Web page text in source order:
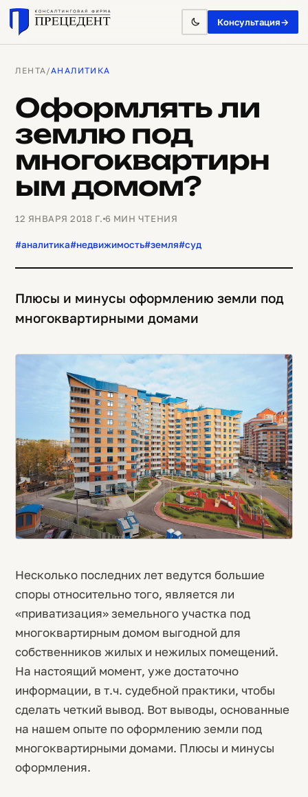
Консультация→
ЛЕНТА/АНАЛИТИКА
Оформлять ли
землю под
многоквартирн
ым домом?
12 ЯНВАРЯ 2018 Г. 6 МИН ЧТЕНИЯ
#аналитика#недвижимость#земля#суд
Плюсы и минусы оформлению земли под
многоквартирными домами
Несколько последних лет ведутся большие
споры относительно того, является ли
«приватизация» земельного участка под
многоквартирным домом выгодной для
собственников жилых и нежилых помещений.
На настоящий момент, уже достаточно
информации, в т.ч. судебной практики, чтобы
сделать четкий вывод. Вот выводы, основанные
на нашем опыте по оформлению земли под
многоквартирными домами. Плюсы и минусы
оформления.